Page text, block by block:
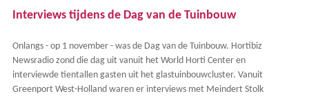
Interviews tijdens de Dag van de Tuinbouw
Onlangs - op 1 november - was de Dag van de Tuinbouw. Hortibiz
Newsradio zond die dag uit vanuit het World Horti Center en
interviewde tientallen gasten uit het glastuinbouwcluster. Vanuit
Greenport West-Holland waren er interviews met Meindert Stolk